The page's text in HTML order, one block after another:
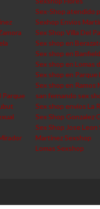
Sex-Shop atendido
Sexhop Envios
Sex Shop Villa Del
Sex shop en
Sex shop en Banfield
Sex shop en Lomas
Sex shop en Parque
Sex shop en Ramos
Parque san fernando sex
Sex shop envios La
Sex Shop Gonzalez
Sex Shop Jose Leon
Martinez Sexshop
Lomas Sexshop